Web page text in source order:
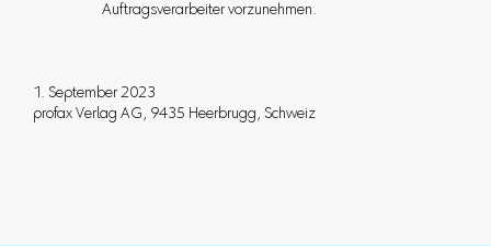
Auftragsverarbeiter vorzunehmen.
1. September 2023
profax Verlag AG, 9435 Heerbrugg, Schweiz